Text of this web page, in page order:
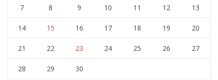
7 8 9 10 11 12 13
14 15 16 17 18 19 20
21 22 23 24 25 26 27
28 29
30